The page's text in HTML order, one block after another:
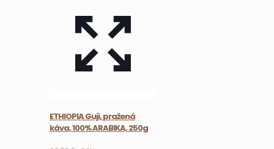
ETHIOPIA Guji, pražená
káva, 100% ARABIKA, 250g